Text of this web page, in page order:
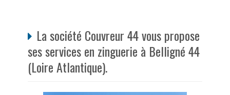
La société Couvreur 44 vous propose
ses services en zinguerie à Belligné 44
(Loire Atlantique).